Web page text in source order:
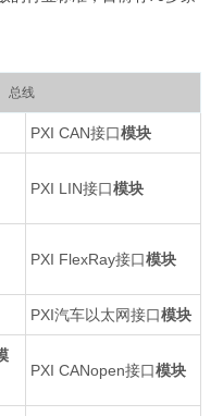
总线
PXI CAN接口模块
PXI LIN接口模块
PXI FlexRay接口模块
PXI汽车以太网接口模块
PXI CANopen接口模块